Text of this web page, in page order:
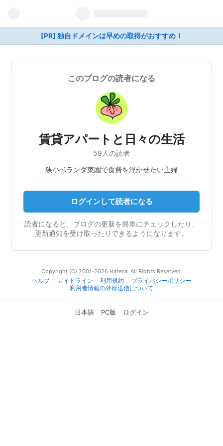
[PR] 独自ドメインは早めの取得がおすすめ！
このブログの読者になる
賃貸アパートと日々の生活
59人の読者
狭小ベランダ菜園で食費を浮かせたい主婦
ログインして読者になる
読者になると、ブログの更新を簡単にチェックしたり、
更新通知を受け取ったりできるようになります。
Copyright (C) 2001-2026 Hatena. All Rights Reserved.
ヘルプ
ガイドライン 利用規約
プライバシーポリシー
利用者情報の外部送信について
日本語 PC版 ログイン